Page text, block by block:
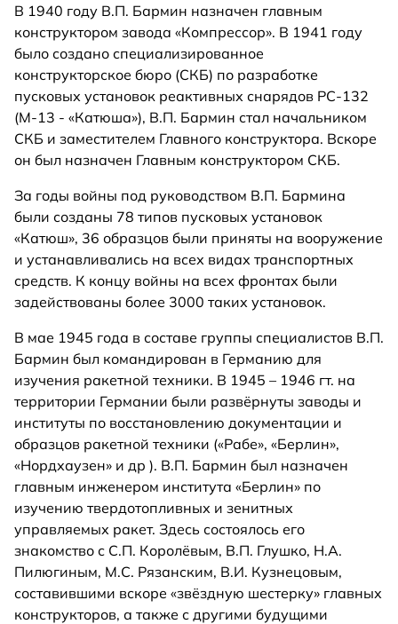
В 1940 году В.П. Бармин назначен главным
конструктором завода «Компрессор». В 1941 году
было создано специализированное
конструкторское бюро (СКБ) по разработке
пусковых установок реактивных снарядов РС-132
(М-13 - «Катюша»), В.П. Бармин стал начальником
СКБ и заместителем Главного конструктора. Вскоре
он был назначен Главным конструктором СКБ.
За годы войны под руководством В.П. Бармина
были созданы 78 типов пусковых установок
«Катюш», 36 образцов были приняты на вооружение
и устанавливались на всех видах транспортных
средств. К концу войны на всех фронтах были
задействованы более 3000 таких установок.
В мае 1945 года в составе группы специалистов В.П.
Бармин был командирован в Германию для
изучения ракетной техники. В 1945 – 1946 гт. на
территории Германии были развёрнуты заводы и
институты по восстановлению документации и
образцов ракетной техники («Рабе», «Берлин»,
«Нордхаузен» и др ). В.П. Бармин был назначен
главным инженером института «Берлин» по
изучению твердотопливных и зенитных
управляемых ракет. Здесь состоялось его
знакомство с С.П. Королёвым, В.П. Глушко, Н.А.
Пилюгиным, М.С. Рязанским, В.И. Кузнецовым,
составившими вскоре «звёздную шестерку» главных
конструкторов, а также с другими будущими